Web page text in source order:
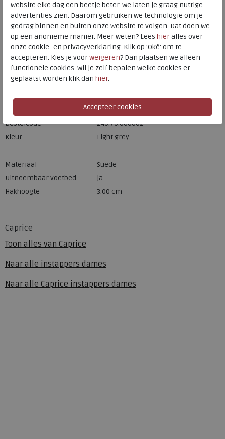
Caprice
Toon alles van Caprice
Naar alle instappers dames
Naar alle Caprice instappers dames
Hulp nodig? bel:0229 760 760
Gratis verzending binnen Nederland*
Voor 14:00 uur besteld = dezelfde werkdag verzonden*
Altijd retourneren, binnen 1 werkdag terugbetaald
Merk
Caprice
9-24708-42-201
Bestelcode
240.70.000002
Kleur
Light grey
Materiaal
Suede
Uitneembaar voetbed
ja
Hakhoogte
3.00 cm
website elke dag een beetje beter. We laten je graag nuttige
advertenties zien. Daarom gebruiken we technologie om je
gedrag binnen en buiten onze website te volgen. Dat doen we
op een anonieme manier. Meer weten? Lees hieralles over
onze cookie- en privacyverklaring. Klik op 'Oké' om te
accepteren. Kies je voorweigeren? Dan plaatsen we alleen
functionele cookies. Wil je zelf bepalen welke cookies er
geplaatst worden klik dan hier.